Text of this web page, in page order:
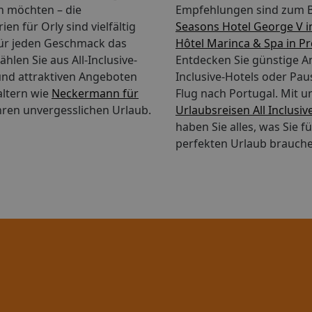
möchten – die
für Orly sind vielfältig
jeden Geschmack das
Sie aus All-Inclusive-
attraktiven Angeboten
wie Neckermann für
unvergesslichen Urlaub.
Empfehlungen sind zum
Seasons Hotel George V
Hôtel Marinca & Spa in
Entdecken Sie günstige
Inclusive-Hotels oder
Flug nach Portugal. Mit
Urlaubsreisen All
haben Sie alles, was Sie
perfekten Urlaub